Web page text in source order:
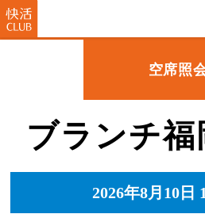
空席照
ブランチ福
2026年8月10日